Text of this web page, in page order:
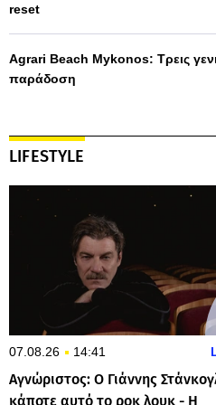
reset
Agrari Beach Mykonos: Τρεις
παράδοση
LIFESTYLE
07.08.26 14:41
Αγνώριστος: O Γιάννης
κάποτε αυτό το ροκ λουκ - Η